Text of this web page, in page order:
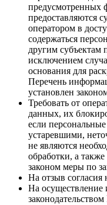
предусмотренных
предоставляются
оператором в
содержаться
другим субъектам
исключением
основания для
Перечень
установлен
Требовать от
данных, их
если
устаревшими,
не являются
обработки, а
законом меры по
На отзыв согласия
На